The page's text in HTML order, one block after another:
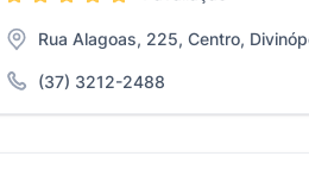
Rua Alagoas, 225, Centro,
(37) 3212-2488